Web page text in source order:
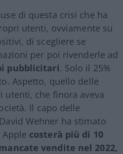
di questa crisi che ha
utenti, ovviamente su
di scegliere se
per poi rivenderle ad
pubblicitari. Solo il 25%
Aspetto, quello delle
che finora aveva
Il capo delle
Wehner ha stimato
costerà più di 10
vendite nel 2022,